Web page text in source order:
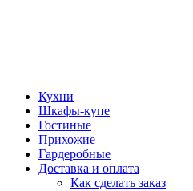
Кухни
Шкафы-купе
Гостиные
Прихожие
Гардеробные
Доставка и оплата
Как сделать заказ